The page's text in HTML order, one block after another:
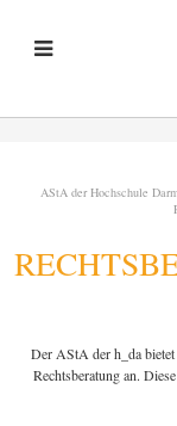
AStA der Hochschule
Der AStA der h_da
Rechtsberatung an.